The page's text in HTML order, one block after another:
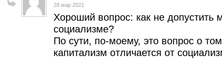
28 мар 2021
Хороший вопрос: как не допустить
социализме?
По сути, по-моему, это вопрос о
капитализм отличается от